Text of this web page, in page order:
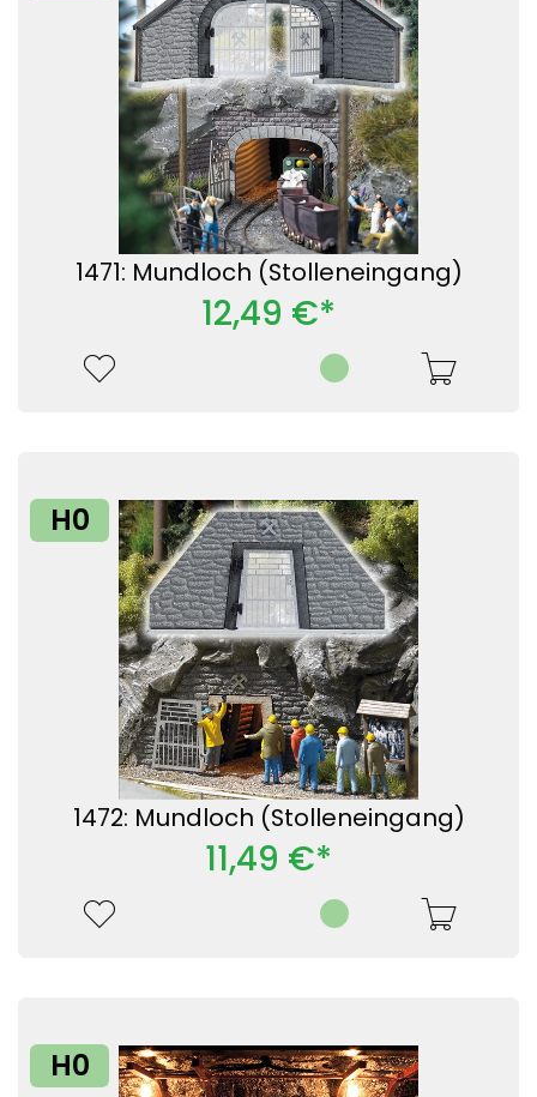
1471: Mundloch (Stolleneingang)
12,49 €*
H0
1472: Mundloch (Stolleneingang)
11,49 €*
H0